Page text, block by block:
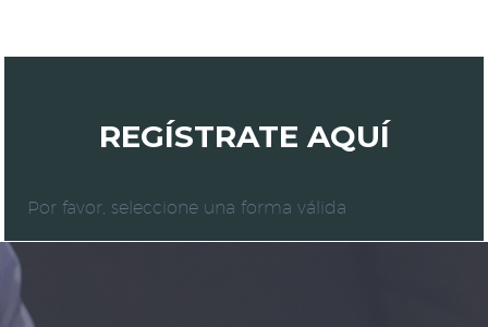
REGÍSTRATE AQUÍ
Por favor, seleccione una forma válida